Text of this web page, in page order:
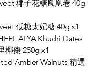
椰子花糖鳳凰卷 40g
低糖太妃糖 40g x1
ALYA Khudri Dates
椰棗 250g x1
Amber Walnuts 精選